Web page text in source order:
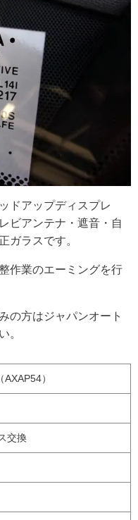
ドアップディスプレ
ビアンテナ・遮音・自
ガラスです。
作業のエーミングを行
の方はジャパンオート
。
AXAP54）
交換